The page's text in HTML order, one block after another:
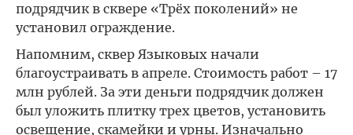
подрядчик в сквере «Трёх поколений» не
установил ограждение.
Напомним, сквер Языковых начали
благоустраивать в апреле. Стоимость работ – 17
млн рублей. За эти деньги подрядчик должен
был уложить плитку трех цветов, установить
освещение, скамейки и урны. Изначально